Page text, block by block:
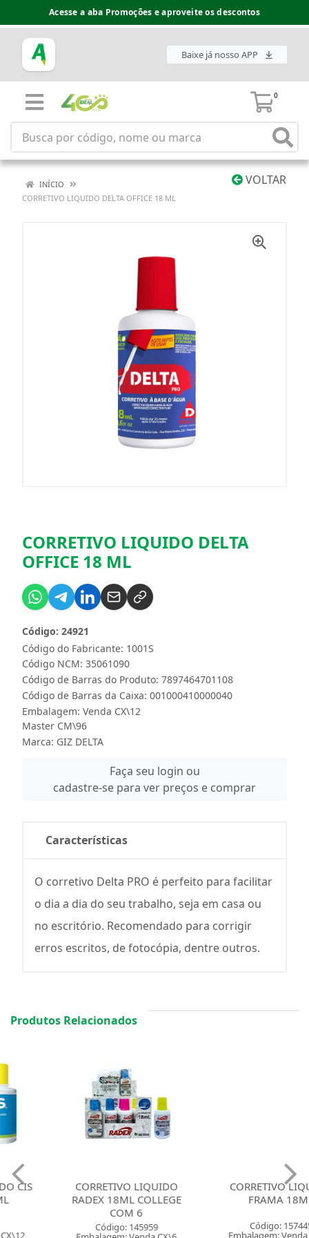
Acesse a aba Promoções e aproveite os descontos
Baixe já nosso APP
0
VOLTAR
INÍCIO
CORRETIVO LIQUIDO DELTA OFFICE 18 ML
CORRETIVO LIQUIDO DELTA
OFFICE 18 ML
Código do Fabricante: 1001S
Código: 24921
Código NCM: 35061090
Código de Barras do Produto: 7897464701108
Código de Barras da Caixa: 001000410000040
Embalagem: Venda CX\12
Master CM\96
Marca: GIZ DELTA
Faça seu login ou
cadastre-se para ver preços e comprar
Características
O corretivo Delta PRO é perfeito para facilitar
o dia a dia do seu trabalho, seja em casa ou
no escritório. Recomendado para corrigir
erros escritos, de fotocópia, dentre outros.
Produtos Relacionados
CORRETIVO LIQUIDO
RADEX 18ML COLLEGE
Código: 145959
CORRETIVO LIQUIDO
FRAMA 18ML
Código: 157445
Embalagem: Venda CX\12